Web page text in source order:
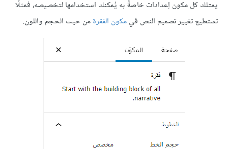
يمتلك كل مكون إعدادات خاصةً به يُمكنك استخدامها لتخصيصه، فمثلًا
تستطيع تغيير تصميم النص فيمكون الفقرةمن حيث الحجم واللون.